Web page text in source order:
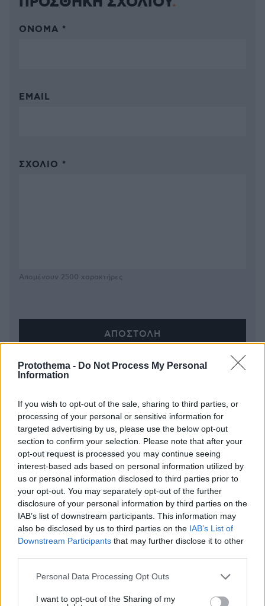
Protothema - Do Not Process My Personal
Information
If you wish to opt-out of the sale, sharing to third parties, or
processing of your personal or sensitive information for
targeted advertising by us, please use the below opt-out
section to confirm your selection. Please note that after your
opt-out request is processed you may continue seeing
interest-based ads based on personal information utilized by
us or personal information disclosed to third parties prior to
your opt-out. You may separately opt-out of the further
disclosure of your personal information by third parties on the
IAB’s list of downstream participants. This information may
also be disclosed by us to third parties on the IAB’s List of
Downstream Participants that may further disclose it to other
Please note that this website/app uses one or more Google
not limited to your visit or usage behaviour. You may click to
Personal Data Processing Opt Outs
I want to opt-out of the Sharing of my
ΌΝΟΜΑ *
EMAIL
ΣΧΌΛΙΟ *
Απομένουν 2500 χαρακτήρες
* Υποχρεωτικά πεδία
ΡΟΗ ΕΙΔΗΣΕΩΝ
Ειδήσεις Δημοφιλή Σχολιασμένα
Διακοπή λειτουργίας των ντουζ στα beach bars ζητά η
κοινότητα Σάρτης στη Χαλκιδική
πριν 7 λεπτά
Πώς θα κάνουμε μια περιποίηση προσώπου επιπέδου
σπα στο σπίτι
Σπιτικό προζύμι: Οδηγός για αρχάριους και μη – Η